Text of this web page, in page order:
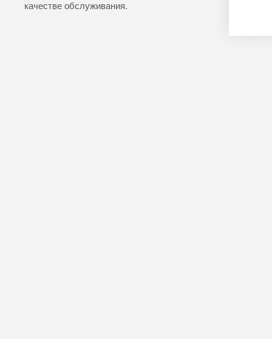
качестве обслуживания.